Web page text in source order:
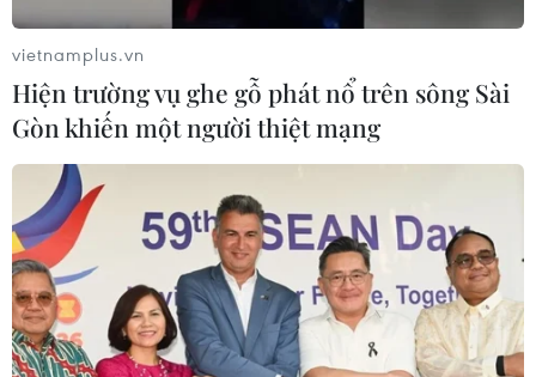
08/08/2026 05:39
xa trung tâm tiếp cận hành chính
công
08/08/2026 05:38
Chuyển mạnh sang ngăn chặn,
phòng ngừa từ sớm, từ xa thông tin
vietnamplus.vn
Hiện trường vụ ghe gỗ phát nổ trên sông Sài
Gòn khiến một người thiệt mạng